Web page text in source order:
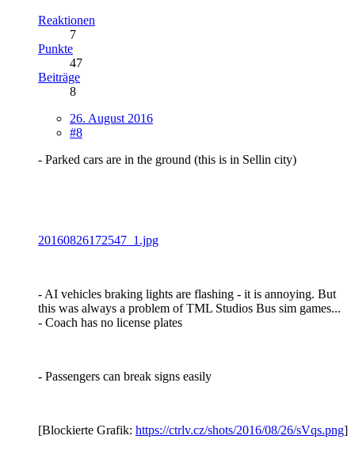
Reaktionen
7
Punkte
47
Beiträge
8
26. August 2016
#8
- Parked cars are in the ground (this is in Sellin city)
20160826172547_1.jpg
- AI vehicles braking lights are flashing - it is annoying. But
this was always a problem of TML Studios Bus sim games...
- Coach has no license plates
- Passengers can break signs easily
[Blockierte Grafik: https://ctrlv.cz/shots/2016/08/26/sVqs.png]